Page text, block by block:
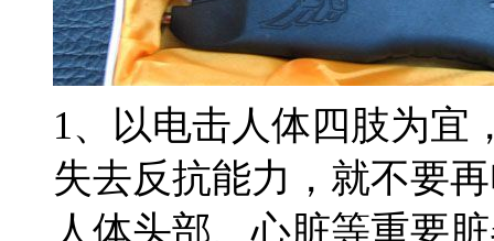
1、以电击人体四肢为宜
失去反抗能力，就不要
人体头部、心脏等重要